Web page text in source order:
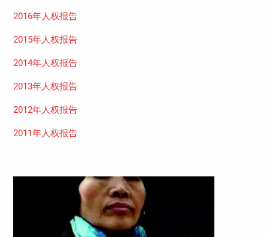
2016年人权报告
2015年人权报告
2014年人权报告
2013年人权报告
2012年人权报告
2011年人权报告